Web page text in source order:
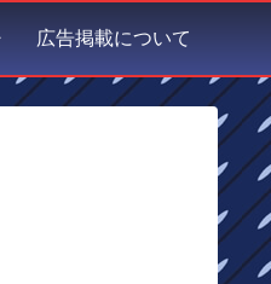
広告掲載について